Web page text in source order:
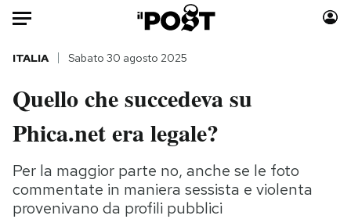
Auto
HOME
Italia
Politica
Tecnologia
Moda
Consumismi
Storie/Idee
ITALIA Sabato 30 agosto 2025
Quello che succedeva su
Phica.net era legale?
Per la maggior parte no, anche se le foto
commentate in maniera sessista e violenta
provenivano da profili pubblici